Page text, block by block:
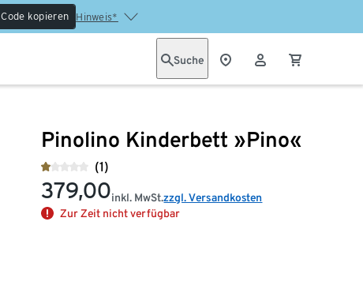
Code kopieren Hinweis*
Suche
Pinolino Kinderbett »Pino«
(1)
379,00inkl. MwSt.zzgl. Versandkosten
Zur Zeit nicht verfügbar